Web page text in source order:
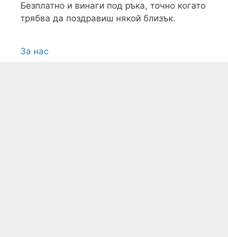
Безплатно и винаги под ръка, точно когато
трябва да поздравиш някой близък.
За нас